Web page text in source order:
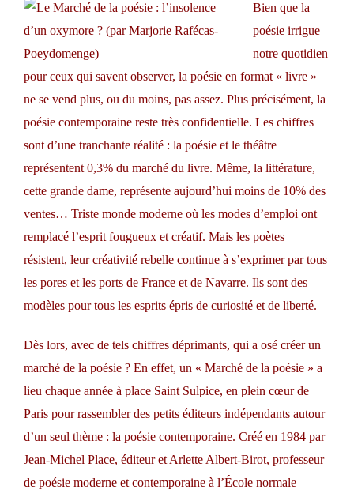
Bien que la
poésie irrigue
notre quotidien
pour ceux qui savent observer, la poésie en format « livre »
ne se vend plus, ou du moins, pas assez. Plus précisément, la
poésie contemporaine reste très confidentielle. Les chiffres
sont d’une tranchante réalité : la poésie et le théâtre
représentent 0,3% du marché du livre. Même, la littérature,
cette grande dame, représente aujourd’hui moins de 10% des
ventes… Triste monde moderne où les modes d’emploi ont
remplacé l’esprit fougueux et créatif. Mais les poètes
résistent, leur créativité rebelle continue à s’exprimer par tous
les pores et les ports de France et de Navarre. Ils sont des
modèles pour tous les esprits épris de curiosité et de liberté.
Dès lors, avec de tels chiffres déprimants, qui a osé créer un
marché de la poésie ? En effet, un « Marché de la poésie » a
lieu chaque année à place Saint Sulpice, en plein cœur de
Paris pour rassembler des petits éditeurs indépendants autour
d’un seul thème : la poésie contemporaine. Créé en 1984 par
Jean-Michel Place, éditeur et Arlette Albert-Birot, professeur
de poésie moderne et contemporaine à l’École normale